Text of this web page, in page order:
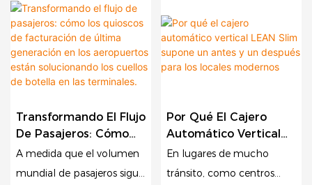
Transformando El Flujo
De Pasajeros: Cómo
Los Quioscos De
Facturación De Última
A medida que el volumen
mundial de pasajeros sigue
Por Qué El Cajero
Automático Vertical
LEAN Slim Supone Un
Antes Y Un Después
En lugares de mucho
tránsito, como centros